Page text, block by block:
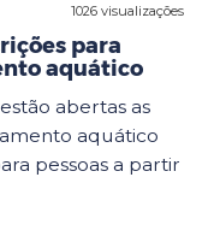
1026 visualizações
para
aquático
abertas as
aquático
pessoas a partir